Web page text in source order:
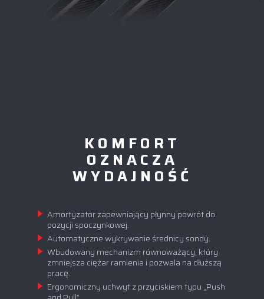
KOMFORT
OZNACZA
WYDAJNOŚĆ
Amortyzator zapewniający płynny powrót do
pozycji spoczynkowej.
Automatyczne wykrywanie średnicy sondy.
Wbudowany mechanizm równoważący, który
zmniejsza ciężar ramienia i pozwala na dłuższą
pracę.
Ergonomiczny uchwyt z przyciskiem typu „Push